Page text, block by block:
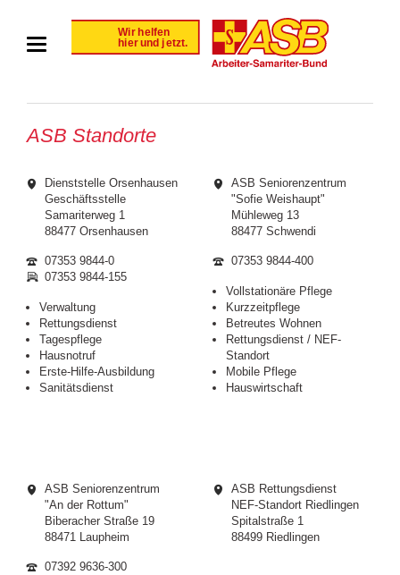
ASB Standorte
Dienststelle Orsenhausen
Geschäftsstelle
Samariterweg 1
88477 Orsenhausen
07353 9844-0
07353 9844-155
Verwaltung
Rettungsdienst
Tagespflege
Hausnotruf
Erste-Hilfe-Ausbildung
Sanitätsdienst
ASB Seniorenzentrum
"Sofie Weishaupt"
Mühleweg 13
88477 Schwendi
07353 9844-400
Vollstationäre Pflege
Kurzzeitpflege
Betreutes Wohnen
Rettungsdienst / NEF-
Standort
Mobile Pflege
Hauswirtschaft
ASB Seniorenzentrum
"An der Rottum"
Biberacher Straße 19
88471 Laupheim
07392 9636-300
ASB Rettungsdienst
NEF-Standort Riedlingen
Spitalstraße 1
88499 Riedlingen